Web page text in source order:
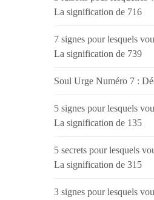
La signification de 716
7 signes pour lesquels
La signification de 739
Soul Urge Numéro 7 :
5 signes pour lesquels
La signification de 135
5 secrets pour lesquels
La signification de 315
3 signes pour lesquels